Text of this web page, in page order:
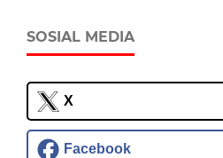
SOSIAL MEDIA
X
Facebook